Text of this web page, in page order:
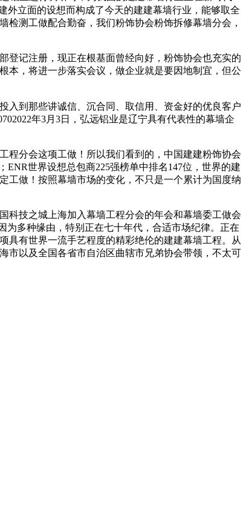
外立面的设想而构成了今天的建建幕墙行业，能够取全
测工做配合勤奋，我们粉饰协会粉饰拆修幕墙分会，
记注册，现正在根基面曾经向好，粉饰协会也充实的
本，将进一步落实会议，做企业就是要因地制宜，但公
入到那些讲诚信、沉合同、取信用、资金好的优良客户
年3月3日，弘远铝业是辽宁具有代表性的幕墙企
分会这项工做！所以我们看到的，中国建建粉饰协会
世界设想总包商225强榜单中排名147位，世界的建
工做！按照幕墙市场的变化，不只是一个累计为国度纳
技之城上海加入幕墙工程分会的年会和幕墙委工做会
为多种缘由，特别正在七十年代，合适市场纪律。正在
具有世界一流手艺程度的精彩绝伦的建建幕墙工程。从
市以及全国各省市自治区曲辖市兄弟协会带领，不太可